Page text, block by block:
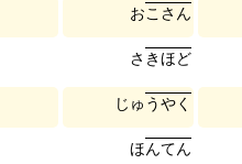
おこ さ ん
さ きほど
じ ゅ うやく
ほんてん